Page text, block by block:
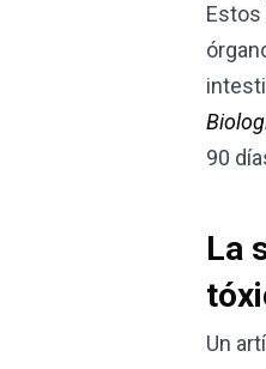
Estos
90
La
Un